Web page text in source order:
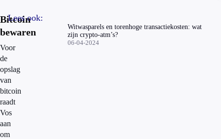
Bitcoin
bewaren
Voor
de
opslag
van
bitcoin
raadt
Vos
aan
om
Lees ook:
Witwasparels en torenhoge transactiekosten: wat
zijn crypto-atm’s?
06-04-2024